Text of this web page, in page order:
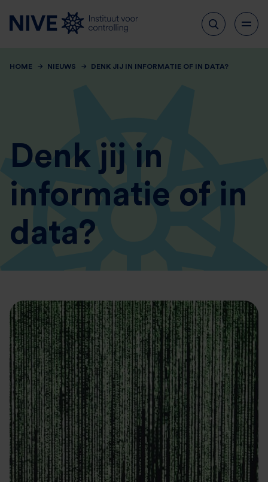
HOME NIEUWS DENK JIJ IN INFORMATIE OF IN DATA?
Denk jij in
informatie of in
data?